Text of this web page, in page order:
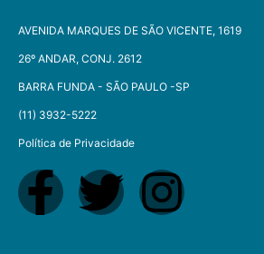
AVENIDA MARQUES DE SÃO VICENTE, 1619
26º ANDAR, CONJ. 2612
BARRA FUNDA - SÃO PAULO -SP​
(11) 3932-5222
Política de Privacidade